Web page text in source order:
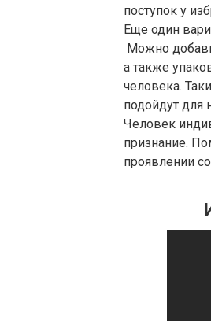
поступок у
Еще один
Можно
а также
человека.
подойдут для
Человек
признание.
проявлении